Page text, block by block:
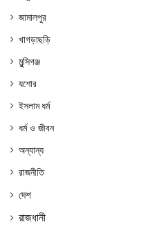
জামালপুর
খাগড়াছড়ি
মুন্সিগঞ্জ
যশোর
ইসলাম ধর্ম
ধর্ম ও জীবন
অন্যান্য
রাজনীতি
দেশ
রাজধানী